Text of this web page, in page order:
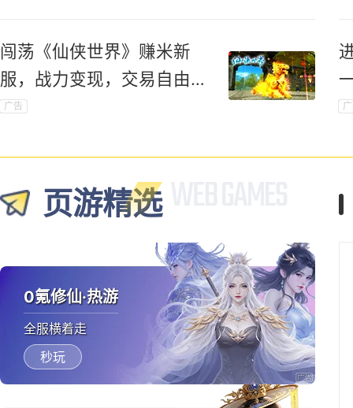
闯荡《仙侠世界》赚米新
服，战力变现，交易自由，
赚钱不愁！
广告
页游精选
0氪修仙·热游
全服横着走
秒玩